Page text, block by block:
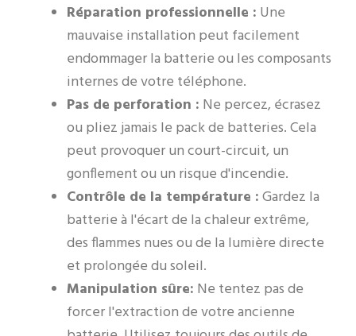
Réparation professionnelle : Une
mauvaise installation peut facilement
endommager la batterie ou les composants
internes de votre téléphone.
Pas de perforation : Ne percez, écrasez
ou pliez jamais le pack de batteries. Cela
peut provoquer un court-circuit, un
gonflement ou un risque d'incendie.
Contrôle de la température :Gardez la
batterie à l'écart de la chaleur extrême,
des flammes nues ou de la lumière directe
et prolongée du soleil.
Manipulation sûre: Ne tentez pas de
forcer l'extraction de votre ancienne